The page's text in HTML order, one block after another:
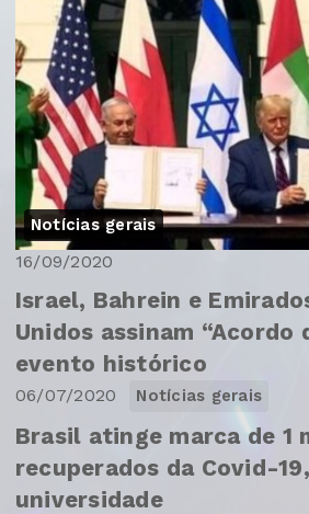
Notícias gerais
16/09/2020
Israel, Bahrein e
Unidos assinam “Acordo
evento histórico
Notícias gerais
06/07/2020
Brasil atinge marca de 1
recuperados da Covid-
universidade